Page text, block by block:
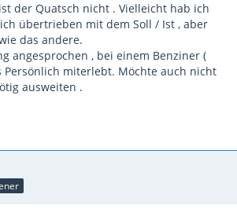
der Quatsch nicht . Vielleicht hab ich
übertrieben mit dem Soll / Ist , aber
das andere.
angesprochen , bei einem Benziner (
Persönlich miterlebt. Möchte auch nicht
ausweiten .